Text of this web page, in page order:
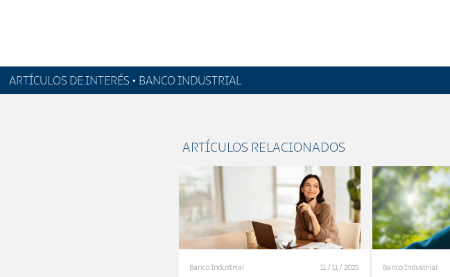
ARTÍCULOS DE INTERÉS • BANCO INDUSTRIAL
ARTÍCULOS RELACIONADOS
Banco Industrial 11 / 11 / 2025 Banco Industrial